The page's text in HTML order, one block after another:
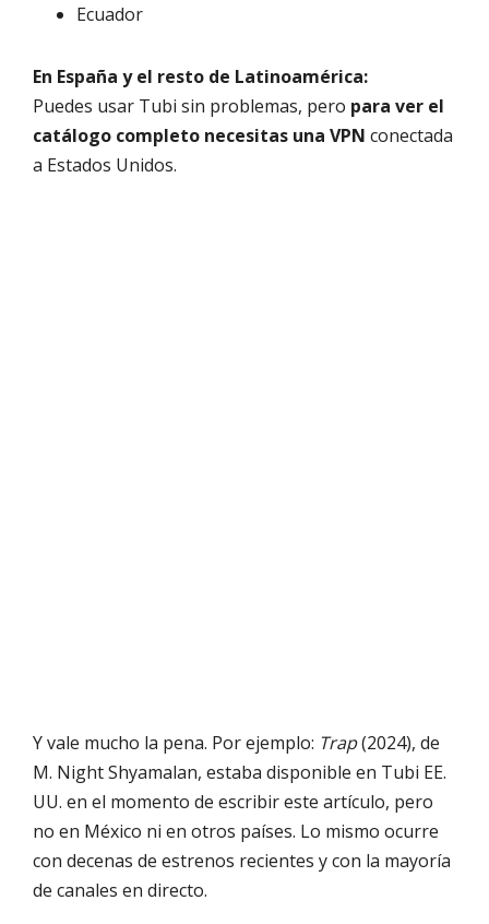
Ecuador
En España y el resto de Latinoamérica:
Puedes usar Tubi sin problemas, pero para ver el
catálogo completo necesitas una VPN conectada
a Estados Unidos.
Y vale mucho la pena. Por ejemplo: Trap(2024), de
M. Night Shyamalan, estaba disponible en Tubi EE.
UU. en el momento de escribir este artículo, pero
no en México ni en otros países. Lo mismo ocurre
con decenas de estrenos recientes y con la mayoría
de canales en directo.